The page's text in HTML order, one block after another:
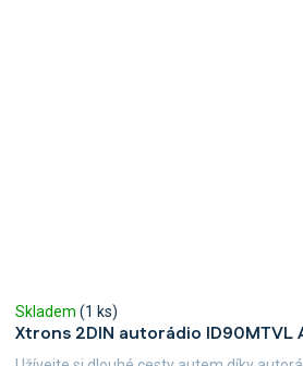
Xtrons 2DIN autorádio ID90MTVL
Skladem (1 ks)